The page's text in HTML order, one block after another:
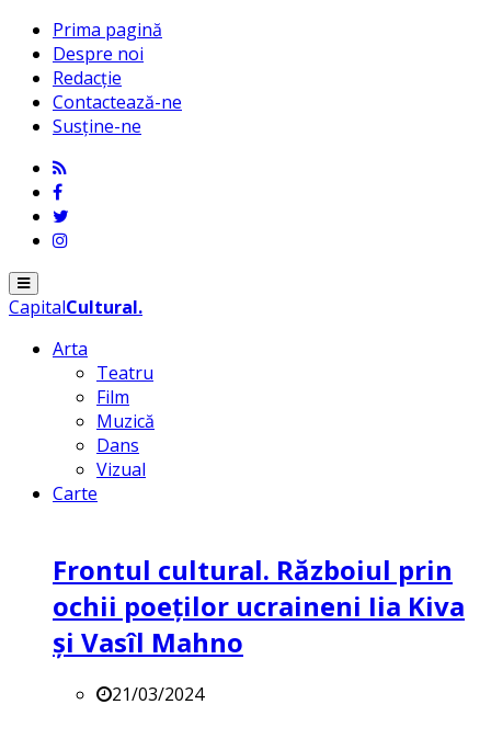
Prima pagină
Despre noi
Redacție
Contactează-ne
Susține-ne
Menu
CapitalCultural.
Arta
Teatru
Film
Muzică
Dans
Vizual
Carte
Frontul cultural. Războiul prin
ochii poeților ucraineni Iia Kiva
și Vasîl Mahno
21/03/2024